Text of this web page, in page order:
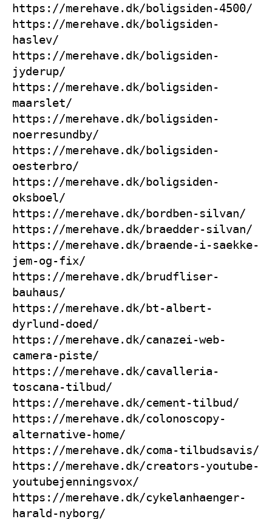
https://merehave.dk/boligsiden-4500/
https://merehave.dk/boligsiden-
haslev/
https://merehave.dk/boligsiden-
jyderup/
https://merehave.dk/boligsiden-
maarslet/
https://merehave.dk/boligsiden-
noerresundby/
https://merehave.dk/boligsiden-
oesterbro/
https://merehave.dk/boligsiden-
oksboel/
https://merehave.dk/bordben-silvan/
https://merehave.dk/braedder-silvan/
https://merehave.dk/braende-i-saekke-
jem-og-fix/
https://merehave.dk/brudfliser-
bauhaus/
https://merehave.dk/bt-albert-
dyrlund-doed/
https://merehave.dk/canazei-web-
camera-piste/
https://merehave.dk/cavalleria-
toscana-tilbud/
https://merehave.dk/cement-tilbud/
https://merehave.dk/colonoscopy-
alternative-home/
https://merehave.dk/coma-tilbudsavis/
https://merehave.dk/creators-youtube-
youtubejenningsvox/
https://merehave.dk/cykelanhaenger-
harald-nyborg/